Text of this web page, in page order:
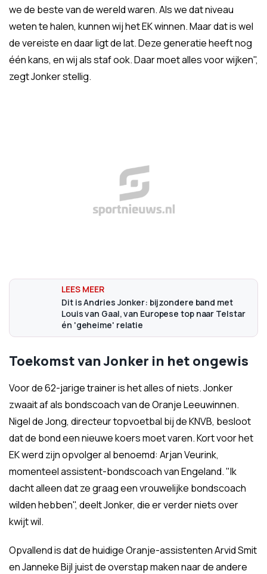
we de beste van de wereld waren. Als we dat niveau
weten te halen, kunnen wij het EK winnen. Maar dat is wel
de vereiste en daar ligt de lat. Deze generatie heeft nog
één kans, en wij als staf ook. Daar moet alles voor wijken",
zegt Jonker stellig.
Dit is Andries Jonker: bijzondere band met
Louis van Gaal, van Europese top naar Telstar
én 'geheime' relatie
Toekomst van Jonker in het ongewis
Voor de 62-jarige trainer is het alles of niets. Jonker
zwaait af als bondscoach van de Oranje Leeuwinnen.
Nigel de Jong, directeur topvoetbal bij de KNVB, besloot
dat de bond een nieuwe koers moet varen. Kort voor het
EK werd zijn opvolger al benoemd: Arjan Veurink,
momenteel assistent-bondscoach van Engeland. "Ik
dacht alleen dat ze graag een vrouwelijke bondscoach
wilden hebben", deelt Jonker, die er verder niets over
kwijt wil.
Opvallend is dat de huidige Oranje-assistenten Arvid Smit
en Janneke Bijl juist de overstap maken naar de andere